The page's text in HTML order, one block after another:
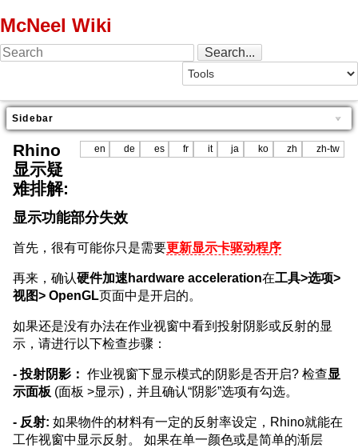
McNeel Wiki
Sidebar
en de es fr it ja ko zh zh-tw
Rhino
显示疑
难排解:
显示功能部分失效
首先，很有可能你只是需要更新显示卡驱动程序
再来，确认硬件加速hardware acceleration在工具>选项>
视图> OpenGL页面中是开启的。
如果还是没有办法在作业视窗中看到投射阴影或反射的显
示，请进行以下检查步骤：
- 投射阴影： 作业视窗下显示模式的阴影是否开启? 检查显
示面板 (面板 >显示)，并且确认“阴影”选项有勾选。
- 反射: 如果物件的材料有一定的反射率设定，Rhino就能在
工作视窗中显示反射。 如果在单一颜色或是简单的渐层